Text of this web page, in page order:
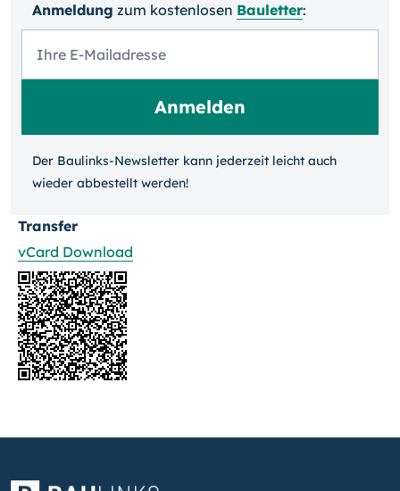
Anmeldung zum kosten­losen Bauletter:
Der Baulinks-Newsletter kann jeder­zeit leicht auch
wieder ab­bestellt werden!
Transfer
vCard Download